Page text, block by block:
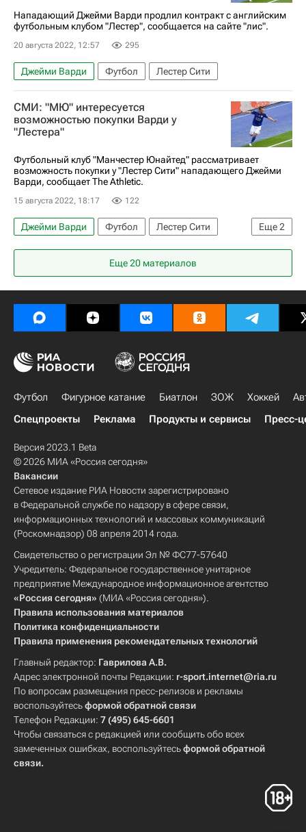
Нападающий Джейми Варди продлил контракт с английским
футбольным клубом "Лестер", сообщается на сайте "лис".
20 августа 2022, 12:57 295
Джейми Варди Футбол Лестер Сити
СМИ: "МЮ" интересуется
возможностью покупки Варди у
"Лестера"
Футбольный клуб "Манчестер Юнайтед" рассматривает
возможность покупки у "Лестер Сити" нападающего Джейми
Варди, сообщает The Athletic.
15 августа 2022, 18:17 122
Еще2
Джейми Варди Футбол
Лестер Сити
Манчестер Юнайтед
Футбольные трансферы и слухи
Еще 20 материалов
Футбол Фигурное катание Биатлон ЗОЖ Хоккей
Спецпроекты
Реклама Продукты и сервисы Пресс-
Версия 2023.1 Beta
© 2026 МИА «Россия сегодня»
Вакансии
Сетевое издание РИА Новости зарегистрировано
в Федеральной службе по надзору в сфере связи,
информационных технологий и массовых коммуникаций
(Роскомнадзор) 08 апреля 2014 года.
Свидетельство о регистрации Эл № ФС77-57640
Учредитель: Федеральное государственное унитарное
предприятие Международное информационное агентство
«Россия сегодня» (МИА «Россия сегодня»).
Правила использования материалов
Политика конфиденциальности
Правила применения рекомендательных технологий
Главный редактор: Гаврилова А.В.
Адрес электронной почты Редакции: r-sport.internet@ria.ru
По вопросам размещения пресс-релизов и рекламы
воспользуйтесьформой обратной связи
Телефон Редакции: 7 (495) 645-6601
Чтобы связаться с редакцией или сообщить обо всех
замеченных ошибках, воспользуйтесьформой обратной
связи.